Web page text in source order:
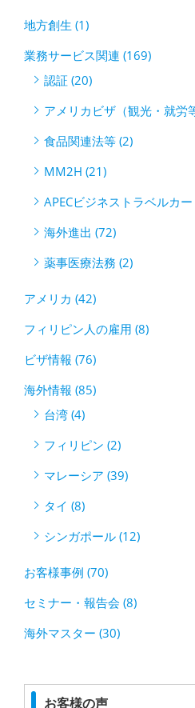
地方創生 (1)
業務サービス関連 (169)
認証 (20)
アメリカビザ（観光・就労
食品関連法等 (2)
MM2H (21)
APECビジネストラベルカ
海外進出 (72)
薬事医療法務 (2)
アメリカ (42)
フィリピン人の雇用 (8)
ビザ情報 (76)
海外情報 (85)
台湾 (4)
フィリピン (2)
マレーシア (39)
タイ (8)
シンガポール (12)
お客様事例 (70)
セミナー・報告会 (8)
海外マスター (30)
お客様の声